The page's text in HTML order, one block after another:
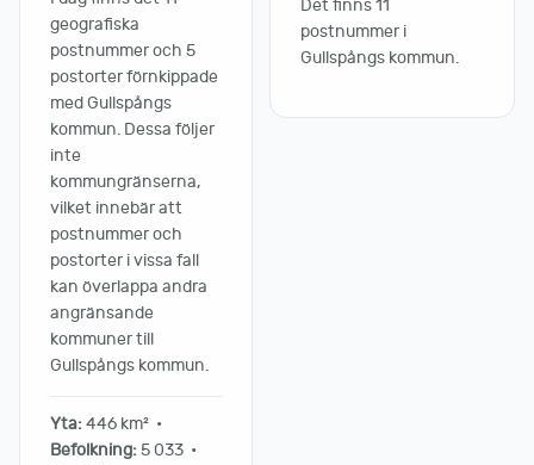
geografiska
postnummer och 5
postorter förnkippade
med Gullspångs
kommun. Dessa följer
inte
kommungränserna,
vilket innebär att
postnummer och
postorter i vissa fall
kan överlappa andra
angränsande
kommuner till
Gullspångs kommun.
Yta:446 km² •
Befolkning:5 033 •
Det finns 11
postnummer i
Gullspångs kommun.